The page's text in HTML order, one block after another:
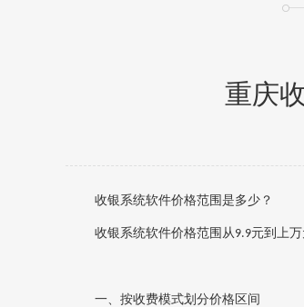
重庆
收银系统软件价格范围是多少？
收银系统软件价格范围从 9.9元到上
一、按收费模式划分价格区间